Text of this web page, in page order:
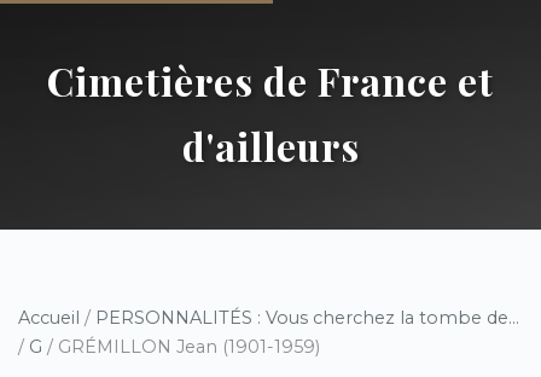
Cimetières de France et
d'ailleurs
Accueil / PERSONNALITÉS : Vous cherchez la tombe de...
/ G / GRÉMILLON Jean (1901-1959)